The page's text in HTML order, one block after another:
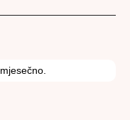
mjesečno.